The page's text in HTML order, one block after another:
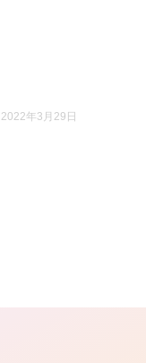
年3月29日